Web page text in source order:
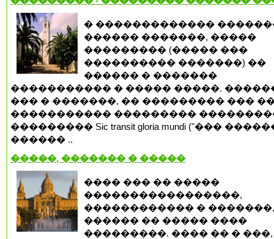
� �������������
������ �������, �����
��������� (����� ���
���������� �������) ��
������ � �������
����������� � ����� �����.
��� � �������, �� ��������� ���
����������� ���������
��������� Sic transit gloria mundi ("���
������ ..
�����, ������� � �����
���� ��� �� �����
�����������������,
������������ � �������,
������ �� ����� ����
���������. ���� �� �